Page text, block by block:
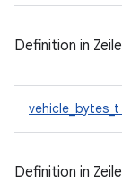
Definition in Zeile
vehicle_bytes_t
Definition in Zeile